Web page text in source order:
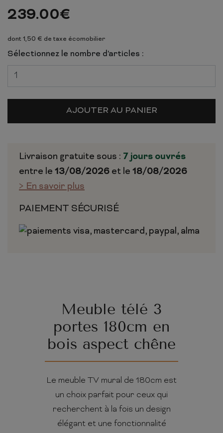
239.00€
dont 1,50 € de taxe écomobilier
Sélectionnez le nombre d'articles :
AJOUTER AU PANIER
Livraison gratuite sous : 7 jours ouvrés
entre le 13/08/2026 et le 18/08/2026
> En savoir plus
PAIEMENT SÉCURISÉ
Meuble télé 3
portes 180cm en
bois aspect chêne
Le meuble TV mural de 180cm est
un choix parfait pour ceux qui
recherchent à la fois un design
élégant et une fonctionnalité